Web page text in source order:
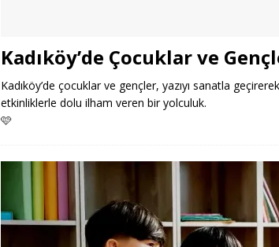
Kadıköy’de Çocuklar ve
Kadıköy’de çocuklar ve gençler, yazıyı sanatla
etkinliklerle dolu ilham veren bir yolculuk.
🩷